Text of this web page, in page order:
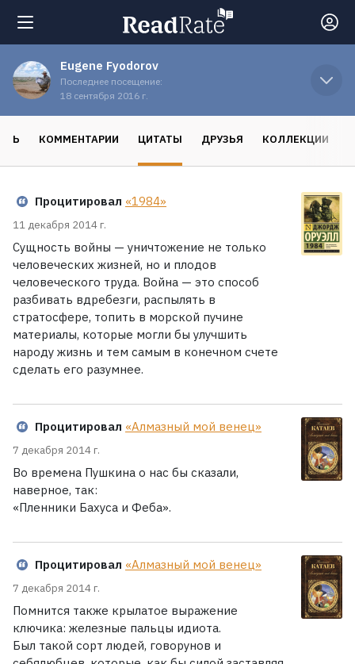
Поиск
Книги
Экранизации
Коллекции
Eugene Fyodorov
Последнее посещение:
18 сентября 2016 г.
КОММЕНТАРИИ ЦИТАТЫ ДРУЗЬЯ КОЛЛЕКЦИИ
Процитировал «1984»
11 декабря 2014 г.
Сущность войны — уничтожение не только
человеческих жизней, но и плодов
человеческого труда. Война — это способ
разбивать вдребезги, распылять в
стратосфере, топить в морской пучине
материалы, которые могли бы улучшить
народу жизнь и тем самым в конечном счете
сделать его разумнее.
Процитировал «Алмазный мой венец»
7 декабря 2014 г.
Во времена Пушкина о нас бы сказали,
наверное, так:
«Пленники Бахуса и Феба».
Процитировал «Алмазный мой венец»
7 декабря 2014 г.
Помнится также крылатое выражение
ключика: железные пальцы идиота.
Был такой сорт людей, говорунов и